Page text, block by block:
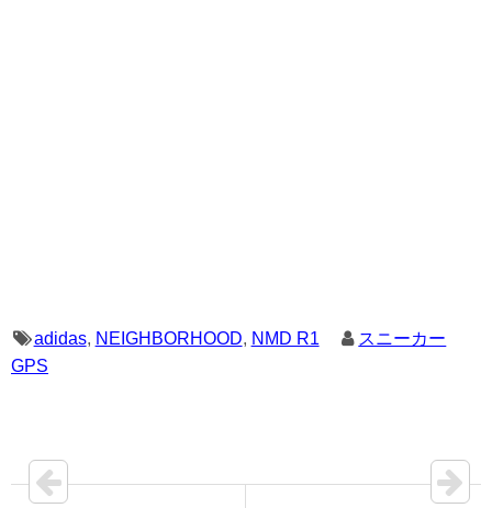
adidas, NEIGHBORHOOD, NMD R1
スニーカー
GPS